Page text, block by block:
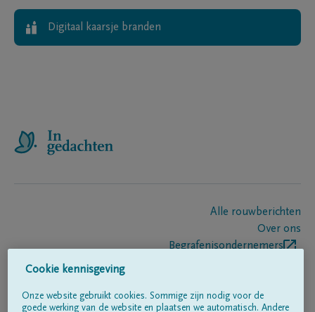
Digitaal kaarsje branden
Alle rouwberichten
Over ons
Begrafenisondernemers
Cookie kennisgeving
Onze website gebruikt cookies. Sommige zijn nodig voor de
goede werking van de website en plaatsen we automatisch. Andere